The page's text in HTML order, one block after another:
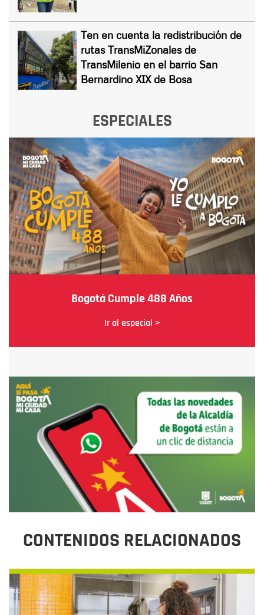
Ten en cuenta la redistribución de
rutas TransMiZonales de
TransMilenio en el barrio San
Bernardino XIX de Bosa
ESPECIALES
Bogotá Cumple 488 Años
Ir al especial >
CONTENIDOS RELACIONADOS